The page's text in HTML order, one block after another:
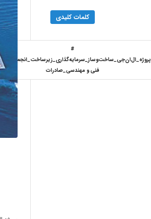
کلمات کلیدی
#
فنی و مهندسی_صادرات